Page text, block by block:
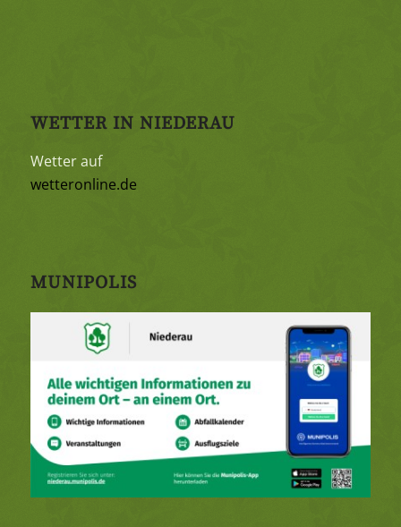
WETTER IN NIEDERAU
Wetter auf
wetteronline.de
MUNIPOLIS